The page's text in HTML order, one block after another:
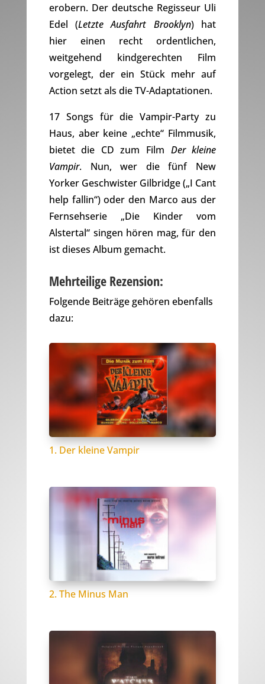
erobern. Der deutsche Regisseur Uli
Edel (Letzte Ausfahrt Brooklyn) hat
hier einen recht ordentlichen,
weitgehend kindgerechten Film
vorgelegt, der ein Stück mehr auf
Action setzt als die TV-Adaptationen.
17 Songs für die Vampir-Party zu
Haus, aber keine „echte“ Filmmusik,
bietet die CD zum Film Der kleine
Vampir. Nun, wer die fünf New
Yorker Geschwister Gilbridge („I Cant
help fallin“) oder den Marco aus der
Fernsehserie „Die Kinder vom
Alstertal“ singen hören mag, für den
ist dieses Album gemacht.
Mehrteilige Rezension:
Folgende Beiträge gehören ebenfalls
dazu:
1. Der kleine Vampir
2. The Minus Man